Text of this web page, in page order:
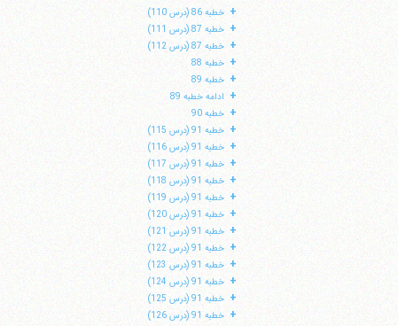
+ خطبه 86 (درس 110)
+ خطبه 87 (درس 111)
+ خطبه 87 (درس 112)
+ خطبه 88
+ خطبه 89
+ ادامه خطبه 89
+ خطبه 90
+ خطبه 91 (درس 115)
+ خطبه 91 (درس 116)
+ خطبه 91 (درس 117)
+ خطبه 91 (درس 118)
+ خطبه 91 (درس 119)
+ خطبه 91 (درس 120)
+ خطبه 91 (درس 121)
+ خطبه 91 (درس 122)
+ خطبه 91 (درس 123)
+ خطبه 91 (درس 124)
+ خطبه 91 (درس 125)
+ خطبه 91 (درس 126)